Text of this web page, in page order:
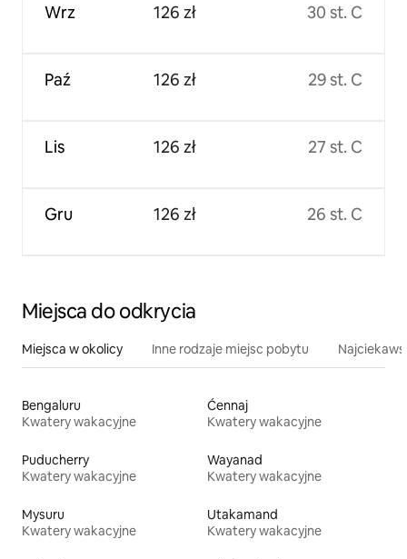
Wrz
Paź
Lis
Gru
126 zł
126 zł
126 zł
126 zł
30 st. C
29 st. C
27 st. C
26 st. C
Miejsca do odkrycia
Miejsca w okolicy Inne rodzaje miejsc pobytu
Bengaluru
Kwatery wakacyjne
Ćennaj
Kwatery wakacyjne
Puducherry
Kwatery wakacyjne
Wayanad
Kwatery wakacyjne
Mysuru
Kwatery wakacyjne
Utakamand
Kwatery wakacyjne